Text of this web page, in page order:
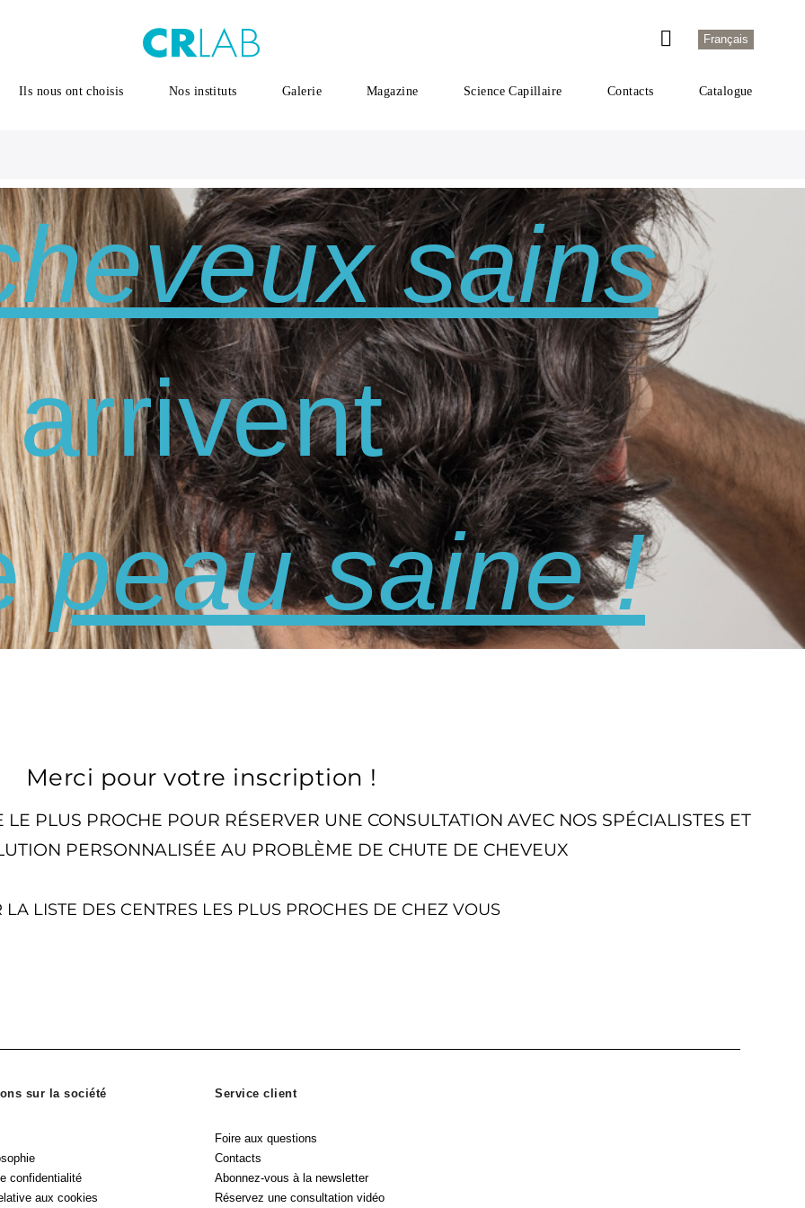
Français
Ils nous ont choisis Nos instituts Galerie Magazine Science Capillaire Contacts Catalogue
sains
arrivent
peau saine !
Merci pour votre inscription !
PLUS PROCHE POUR RÉSERVER UNE CONSULTATION AVEC NOS SPÉCIALISTES ET
PERSONNALISÉE AU PROBLÈME DE CHUTE DE CHEVEUX
LA LISTE DES CENTRES LES PLUS PROCHES DE CHEZ VOUS
sur la société
confidentialité
aux cookies
Service client
Foire aux questions
Contacts
Abonnez-vous à la newsletter
Réservez une consultation vidéo